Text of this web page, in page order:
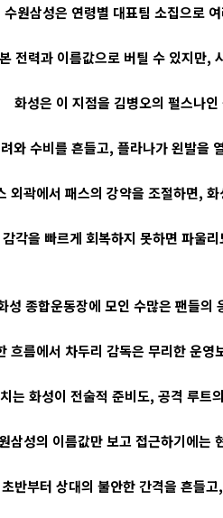
수원삼성은 연령별 대표팀 소집으로
전력과 이름값으로 버틸 수 있지만,
화성은 이 지점을 김병오의 펄스나
와 수비를 흔들고, 플라나가 왼발을
외곽에서 패스의 강약을 조절하면,
각을 빠르게 회복하지 못하면 파울
성 종합운동장에 모인 수많은 팬들
흐름에서 차두리 감독은 무리한 운
는 화성이 전술적 준비도, 공격 루트
삼성의 이름값만 보고 접근하기에는
반부터 상대의 불안한 간격을 흔들